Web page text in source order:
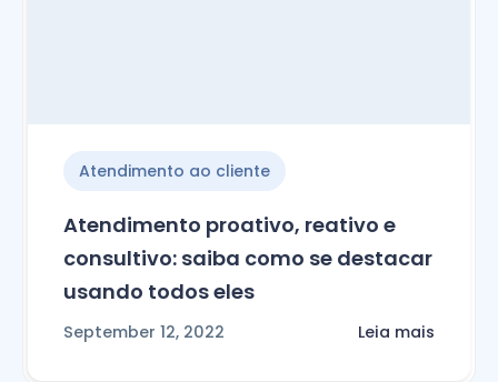
Atendimento ao cliente
Atendimento proativo, reativo e
consultivo: saiba como se destacar
usando todos eles
September 12, 2022 Leia mais